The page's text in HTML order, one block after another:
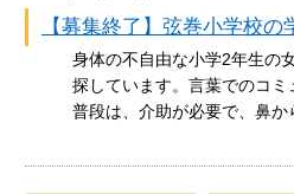
【募集終了】弦巻小学校
身体の不自由な小学2年生の
探しています。言葉でのコミ
普段は、介助が必要で、鼻